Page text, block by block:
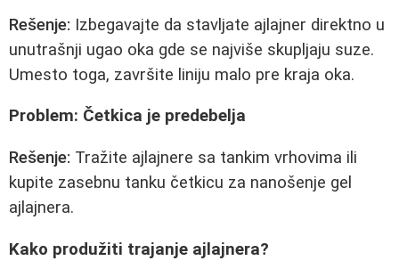
Rešenje: Izbegavajte da stavljate ajlajner direktno u
unutrašnji ugao oka gde se najviše skupljaju suze.
Umesto toga, završite liniju malo pre kraja oka.
Problem: Četkica je predebelja
Rešenje: Tražite ajlajnere sa tankim vrhovima ili
kupite zasebnu tanku četkicu za nanošenje gel
ajlajnera.
Kako produžiti trajanje ajlajnera?